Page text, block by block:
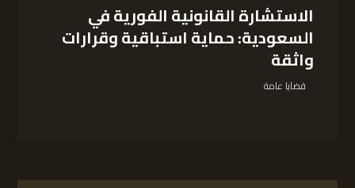
الاستشارة القانونية الفورية في
السعودية: حماية استباقية وقرارات
واثقة
قضايا عامة